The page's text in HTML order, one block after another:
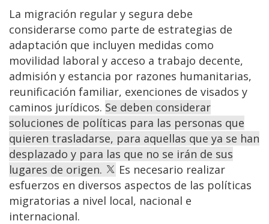
La migración regular y segura debe
considerarse como parte de estrategias de
adaptación que incluyen medidas como
movilidad laboral y acceso a trabajo decente,
admisión y estancia por razones humanitarias,
reunificación familiar, exenciones de visados y
caminos jurídicos. Se deben considerar
soluciones de políticas para las personas que
quieren trasladarse, para aquellas que ya se han
desplazado y para las que no se irán de sus
lugares de origen.
Es necesario realizar
esfuerzos en diversos aspectos de las políticas
migratorias a nivel local, nacional e
internacional.